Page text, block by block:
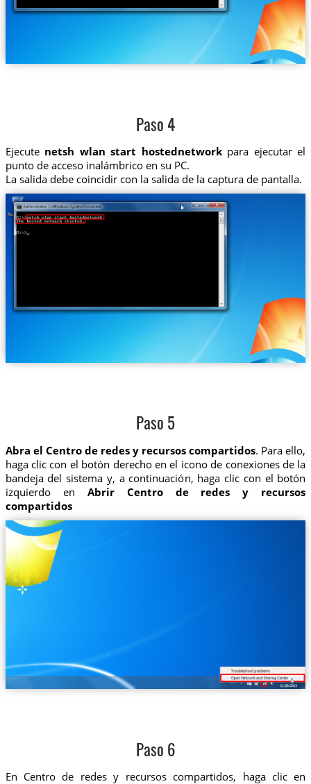
Paso 4
Ejecute netsh wlan start hostednetworkpara ejecutar el
punto de acceso inalámbrico en su PC.
La salida debe coincidir con la salida de la captura de pantalla.
Paso 5
Abra el Centro de redes y recursos compartidos. Para ello,
haga clic con el botón derecho en el icono de conexiones de la
bandeja del sistema y, a continuación, haga clic con el botón
izquierdo en Abrir Centro de redes y recursos
compartidos
Paso 6
En Centro de redes y recursos compartidos, haga clic en